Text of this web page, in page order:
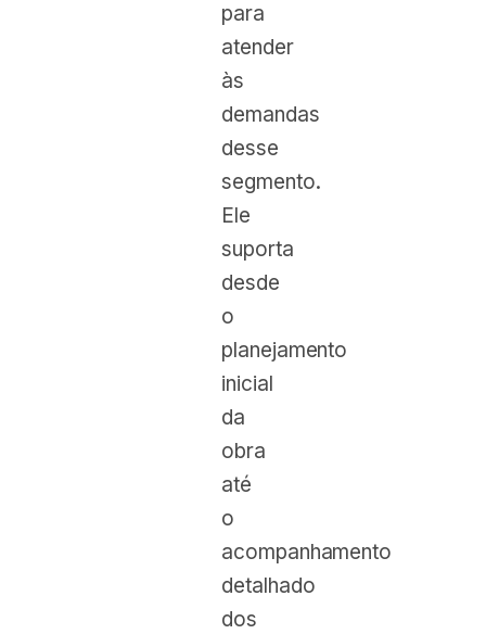
para
atender
às
demandas
desse
segmento.
Ele
suporta
desde
o
planejamento
inicial
da
obra
até
o
acompanhamento
detalhado
dos